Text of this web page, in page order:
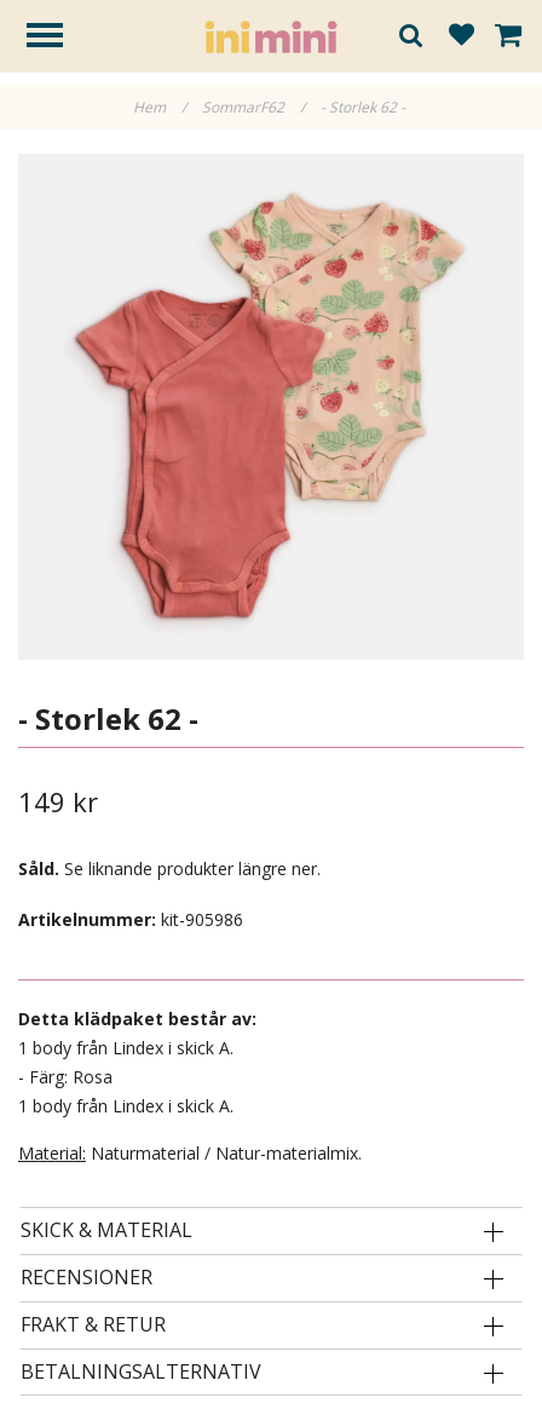
Hem / SommarF62 / - Storlek 62 -
- Storlek 62 -
149 kr
Såld. Se liknande produkter längre ner.
Artikelnummer: kit-905986
Detta klädpaket består av:
1 body från Lindex i skick A.
- Färg: Rosa
1 body från Lindex i skick A.
Material: Naturmaterial / Natur-materialmix.
SKICK & MATERIAL
RECENSIONER
FRAKT & RETUR
BETALNINGSALTERNATIV